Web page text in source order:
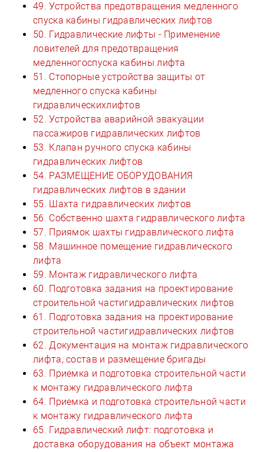
49. Устройства предотвращения медленного
спуска кабины гидравлических лифтов
50. Гидравлические лифты - Применение
ловителей для предотвращения
медленногоспуска кабины лифта
51. Стопорные устройства защиты от
медленного спуска кабины
гидравлическихлифтов
52. Устройства аварийной эвакуации
пассажиров гидравлических лифтов
53. Клапан ручного спуска кабины
гидравлических лифтов
54. РАЗМЕЩЕНИЕ ОБОРУДОВАНИЯ
гидравлических лифтов в здании
55. Шахта гидравлических лифтов
56. Собственно шахта гидравлического лифта
57. Приямок шахты гидравлического лифта
58. Машинное помещение гидравлического
лифта
59. Монтаж гидравлического лифта
60. Подготовка задания на проектирование
строительной частигидравлических лифтов
61. Подготовка задания на проектирование
строительной частигидравлических лифтов
62. Документация на монтаж гидравлического
лифта, состав и размещение бригады
63. Приемка и подготовка строительной части
к монтажу гидравлического лифта
64. Приемка и подготовка строительной части
к монтажу гидравлического лифта
65. Гидравлический лифт: подготовка и
доставка оборудования на объект монтажа